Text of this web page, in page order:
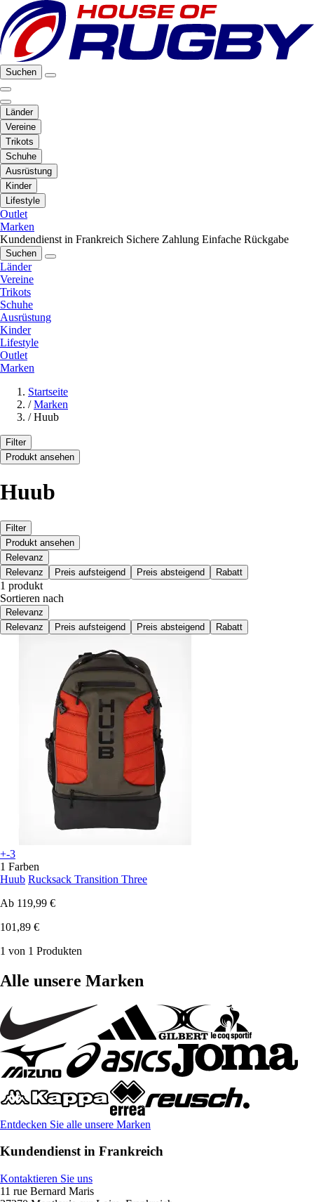
Suchen
Länder
Vereine
Trikots
Schuhe
Ausrüstung
Kinder
Lifestyle
Outlet
Marken
Kundendienst in Frankreich Sichere Zahlung Einfache Rückgabe
Suchen
Länder
Vereine
Trikots
Schuhe
Ausrüstung
Kinder
Lifestyle
Outlet
Marken
Startseite
/ Marken
/ Huub
Filter
Produkt ansehen
Huub
Filter
Produkt ansehen
Relevanz
Relevanz
Preis aufsteigend Preis absteigend Rabatt
1 produkt
Sortieren nach
Relevanz
Relevanz
Preis aufsteigend Preis absteigend Rabatt
+-3
1 Farben
Huub Rucksack Transition Three
Ab 119,99 €
101,89 €
1 von 1 Produkten
Alle unsere Marken
Entdecken Sie alle unsere Marken
Kundendienst in Frankreich
Kontaktieren Sie uns
11 rue Bernard Maris